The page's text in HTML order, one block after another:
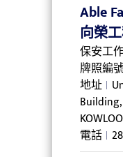
Able
向榮
保安工
牌照編
地址
電話